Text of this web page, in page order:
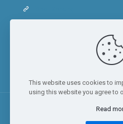
© 2023 Adopt a paw today
This website uses cookies to
using this website you agree to
Read